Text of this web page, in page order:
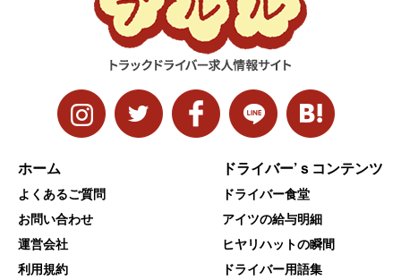
ホーム
よくあるご質問
お問い合わせ
運営会社
利用規約
ドライバー’ｓコンテンツ
ドライバー食堂
アイツの給与明細
ヒヤリハットの瞬間
ドライバー用語集